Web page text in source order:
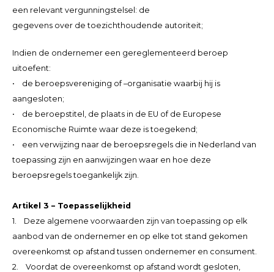
een relevant vergunningstelsel: de
gegevens over de toezichthoudende autoriteit;
Indien de ondernemer een gereglementeerd beroep
uitoefent:
• de beroepsvereniging of –organisatie waarbij hij is
aangesloten;
• de beroepstitel, de plaats in de EU of de Europese
Economische Ruimte waar deze is toegekend;
• een verwijzing naar de beroepsregels die in Nederland van
toepassing zijn en aanwijzingen waar en hoe deze
beroepsregels toegankelijk zijn.
Artikel 3 – Toepasselijkheid
1. Deze algemene voorwaarden zijn van toepassing op elk
aanbod van de ondernemer en op elke tot stand gekomen
overeenkomst op afstand tussen ondernemer en consument.
2. Voordat de overeenkomst op afstand wordt gesloten,